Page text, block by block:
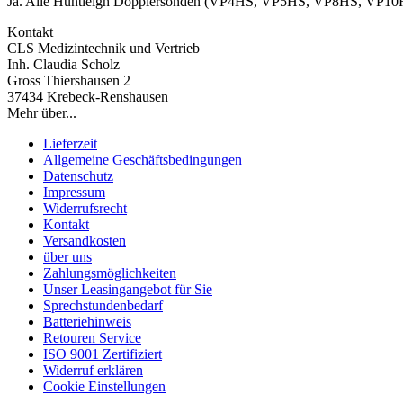
Kontakt
CLS Medizintechnik und Vertrieb
Inh. Claudia Scholz
Gross Thiershausen 2
37434 Krebeck-Renshausen
Mehr über...
Lieferzeit
Allgemeine Geschäftsbedingungen
Datenschutz
Impressum
Widerrufsrecht
Kontakt
Versandkosten
über uns
Zahlungsmöglichkeiten
Unser Leasingangebot für Sie
Sprechstundenbedarf
Batteriehinweis
Retouren Service
ISO 9001 Zertifiziert
Widerruf erklären
Cookie Einstellungen